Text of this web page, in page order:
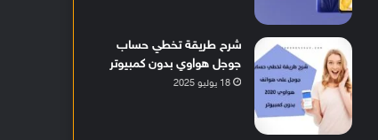
شرح طريقة تخطي حساب
جوجل هواوي بدون كمبيوتر
18 يوليو 2025